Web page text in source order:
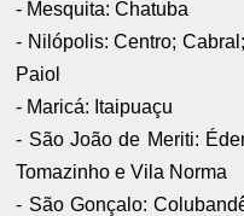
- Mesquita: Chatuba
- Nilópolis: Centro;
Paiol
- Maricá: Itaipuaçu
- São João de Meriti:
Tomazinho e Vila Norma
- São Gonçalo: